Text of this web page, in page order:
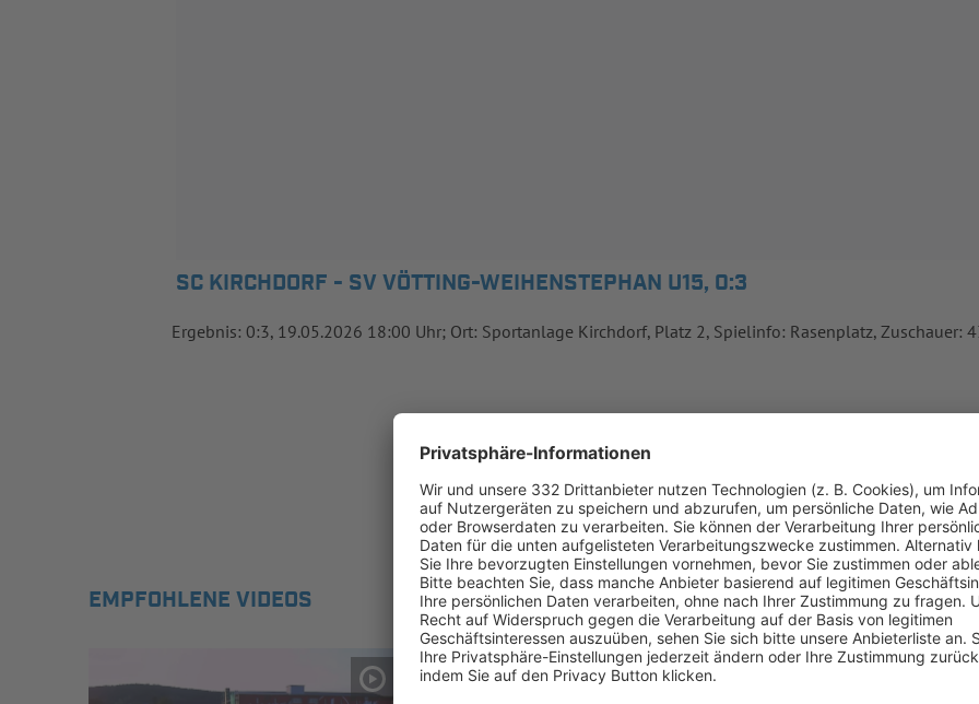
SC KIRCHDORF - SV VÖTTING-WEIHENSTEPHAN U15, 0:3
Ergebnis: 0:3, 19.05.2026 18:00 Uhr; Ort: Sportanlage Kirchdorf, Platz 2, Spielinfo: Rasenplatz, Zuschauer:
EMPFOHLENE VIDEOS